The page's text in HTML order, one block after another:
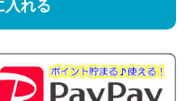
入れる